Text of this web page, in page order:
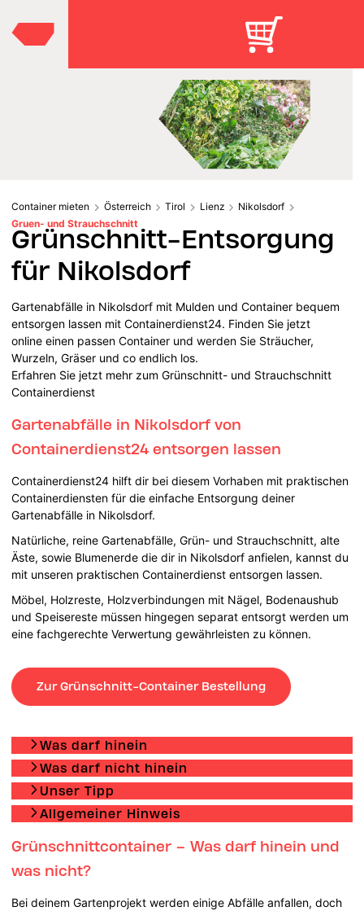
Container mieten Österreich Tirol Lienz
Nikolsdorf
Gruen- und Strauchschnitt
Grünschnitt-Entsorgung
für Nikolsdorf
Gartenabfälle in Nikolsdorf mit Mulden und Container bequem
entsorgen lassen mit Containerdienst24. Finden Sie jetzt
online einen passen Container und werden Sie Sträucher,
Wurzeln, Gräser und co endlich los.
Erfahren Sie jetzt mehr zum Grünschnitt- und Strauchschnitt
Containerdienst
Gartenabfälle in Nikolsdorf von
Containerdienst24 entsorgen lassen
Containerdienst24 hilft dir bei diesem Vorhaben mit praktischen
Containerdiensten für die einfache Entsorgung deiner
Gartenabfälle in Nikolsdorf.
Natürliche, reine Gartenabfälle, Grün- und Strauchschnitt, alte
Äste, sowie Blumenerde die dir in Nikolsdorf anfielen, kannst du
mit unseren praktischen Containerdienst entsorgen lassen.
Möbel, Holzreste, Holzverbindungen mit Nägel, Bodenaushub
und Speisereste müssen hingegen separat entsorgt werden um
eine fachgerechte Verwertung gewährleisten zu können.
Zur Grünschnitt-Container Bestellung
Was darf hinein
Was darf nicht hinein
Unser Tipp
Allgemeiner Hinweis
Grünschnittcontainer – Was darf hinein und
was nicht?
Bei deinem Gartenprojekt werden einige Abfälle anfallen, doch